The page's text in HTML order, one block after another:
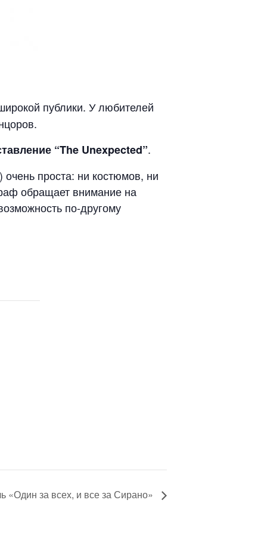
публики. У любителей
“The Unexpected”.
проста: ни костюмов, ни
обращает внимание на
по-другому
«Один за всех, и все за Сирано»